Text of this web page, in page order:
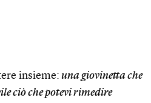
insieme: una giovinetta che
ciò che potevi rimedire